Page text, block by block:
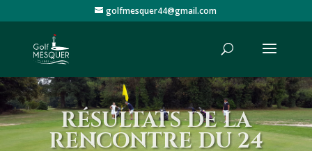
golfmesquer44@gmail.com
RÉSULTATS DE LA
RENCONTRE DU 24